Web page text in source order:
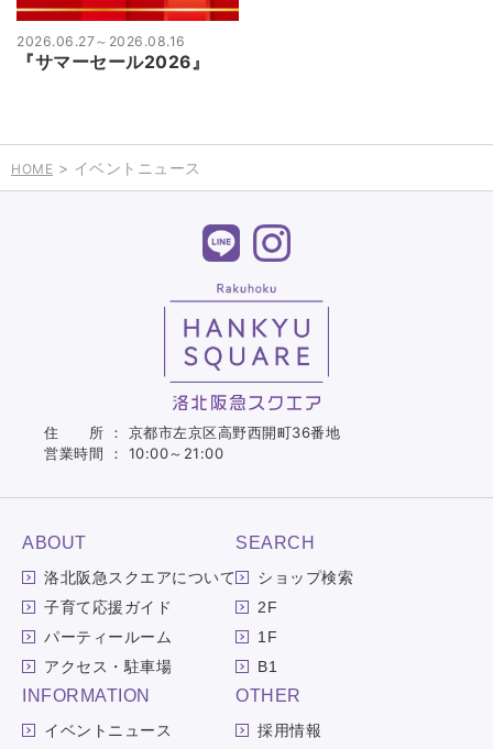
2026.06.27～ 2026.08.16
『サマーセール2026』
HOME > イベントニュース
住 所 ： 京都市左京区高野西開町36番地
営業時間 ： 10:00～21:00
ABOUT
洛北阪急スクエアについて
子育て応援ガイド
パーティールーム
アクセス・駐車場
SEARCH
ショップ検索
2F
1F
B1
INFORMATION
イベントニュース
OTHER
採用情報